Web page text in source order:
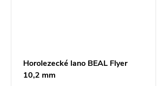
Horolezecké lano BEAL Flyer
10,2 mm